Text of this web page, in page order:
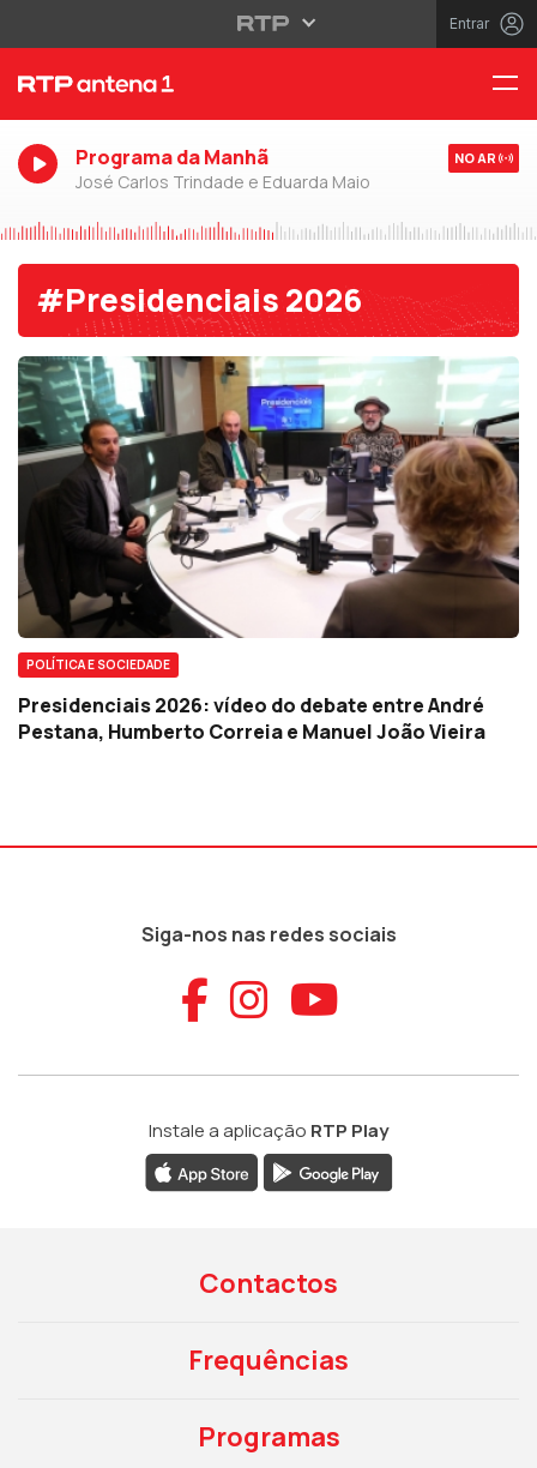
Entrar
Programa da Manhã
José Carlos Trindade e Eduarda Maio
NO AR
#Presidenciais 2026
POLÍTICA E SOCIEDADE
Presidenciais 2026: vídeo do debate entre André
Pestana, Humberto Correia e Manuel João Vieira
Siga-nos nas redes sociais
Aceder ao
Aceder ao
Aceder
Instale a aplicação RTP Play
Contactos
Frequências
Programas